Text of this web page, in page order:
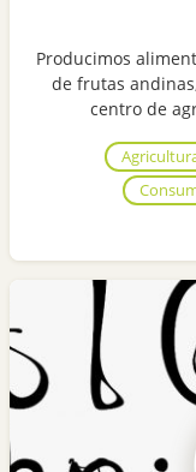
Producimos
de frutas
centro de